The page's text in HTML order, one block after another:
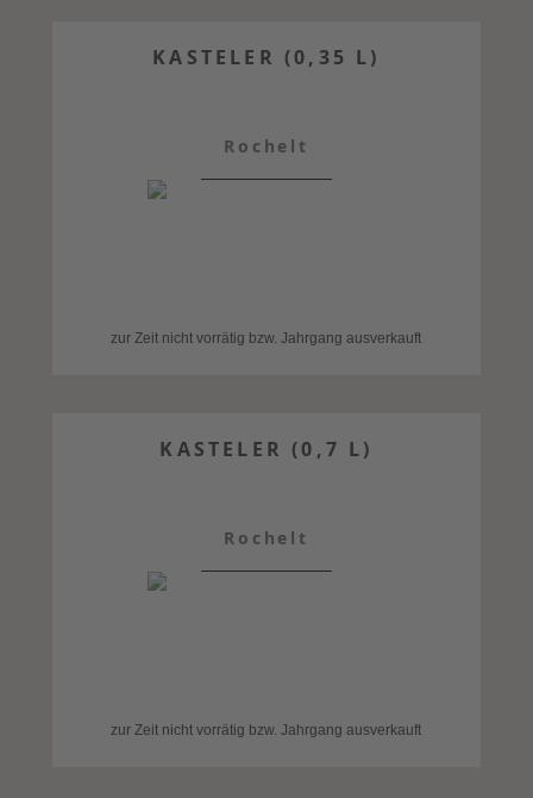
KASTELER (0,35 L)
Rochelt
zur Zeit nicht vorrätig bzw. Jahrgang ausverkauft
KASTELER (0,7 L)
Rochelt
zur Zeit nicht vorrätig bzw. Jahrgang ausverkauft